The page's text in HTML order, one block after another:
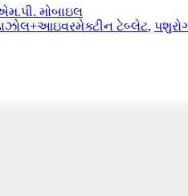
મોબાઇલ
ટેબ્લેટ,